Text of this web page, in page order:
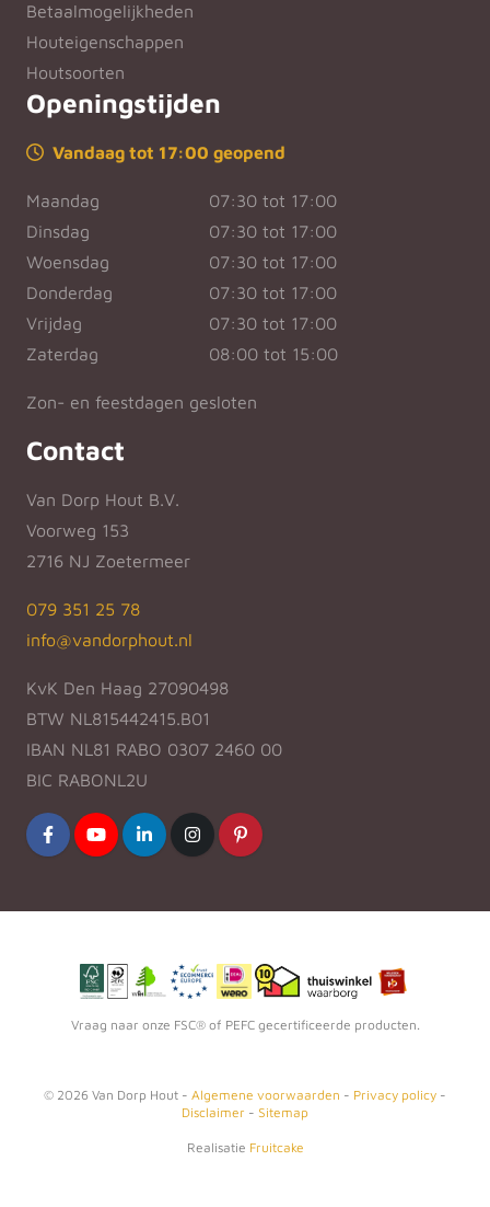
Betaalmogelijkheden
Houteigenschappen
Houtsoorten
Openingstijden
Vandaag tot 17:00 geopend
Maandag
07:30 tot 17:00
Dinsdag
07:30 tot 17:00
Woensdag
07:30 tot 17:00
Donderdag
07:30 tot 17:00
Vrijdag
07:30 tot 17:00
Zaterdag
08:00 tot 15:00
Zon- en feestdagen gesloten
Contact
Van Dorp Hout B.V.
Voorweg 153
2716 NJ Zoetermeer
079 351 25 78
info@vandorphout.nl
KvK Den Haag 27090498
BTW NL815442415.B01
IBAN NL81 RABO 0307 2460 00
BIC RABONL2U
Vraag naar onze FSC® of PEFC gecertificeerde producten.
© 2026 Van Dorp Hout - Algemene voorwaarden - Privacy policy -
Disclaimer - Sitemap
Realisatie Fruitcake